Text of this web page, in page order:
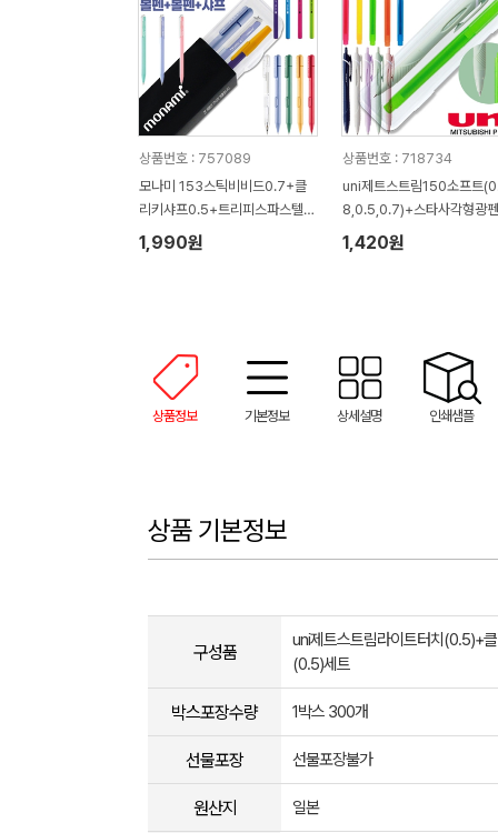
상품번호 : 757089
모나미 153스틱비비드0.7+클
리키샤프0.5+트리피스파스텔0.
7 3P세트
1,990원
상품번호 : 718734
uni제트스트림150소프트
8,0.5,0.7)+스타사각형광
트
1,420원
상품정보 기본정보 상세설명 인쇄샘플
상품 기본정보
구성품
uni제트스트림라이트터치(0.5)+
(0.5)세트
박스포장수량 1박스 300개
선물포장 선물포장불가
원산지 일본